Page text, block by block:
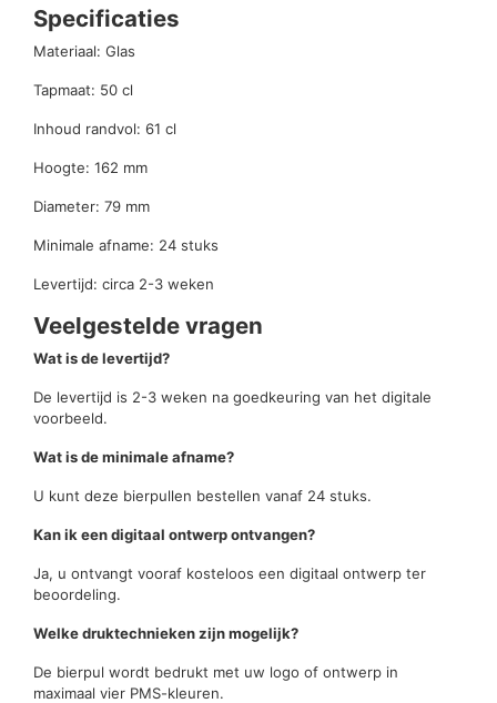
Specificaties
Materiaal: Glas
Tapmaat: 50 cl
Inhoud randvol: 61 cl
Hoogte: 162 mm
Diameter: 79 mm
Minimale afname: 24 stuks
Levertijd: circa 2-3 weken
Veelgestelde vragen
Wat is de levertijd?
De levertijd is 2-3 weken na goedkeuring van het digitale
voorbeeld.
Wat is de minimale afname?
U kunt deze bierpullen bestellen vanaf 24 stuks.
Kan ik een digitaal ontwerp ontvangen?
Ja, u ontvangt vooraf kosteloos een digitaal ontwerp ter
beoordeling.
Welke druktechnieken zijn mogelijk?
De bierpul wordt bedrukt met uw logo of ontwerp in
maximaal vier PMS-kleuren.